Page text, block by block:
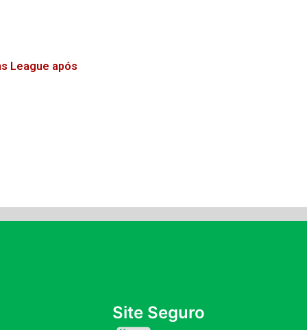
League após
Site Seguro